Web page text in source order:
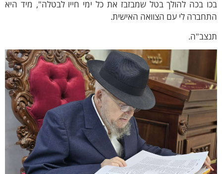
בכה להולך בטל שמבזבז את כל ימי חייו לבטלה", מיד היא
לי עם הצוואה האישית.